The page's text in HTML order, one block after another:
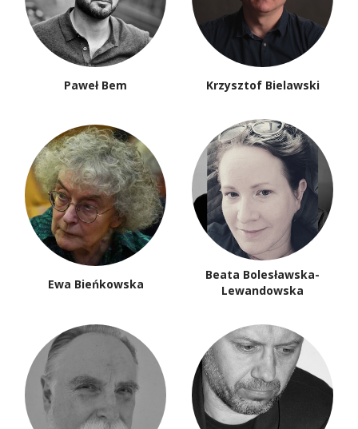
Paweł Bem Krzysztof Bielawski
Ewa Bieńkowska
Beata Bolesławska-
Lewandowska